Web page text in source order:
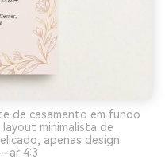
de casamento em fundo
minimalista de
apenas design
ar 4:3